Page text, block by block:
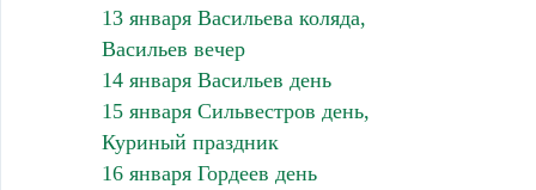
13 января Васильева коляда,
Васильев вечер
14 января Васильев день
15 января Сильвестров день,
Куриный праздник
16 января Гордеев день